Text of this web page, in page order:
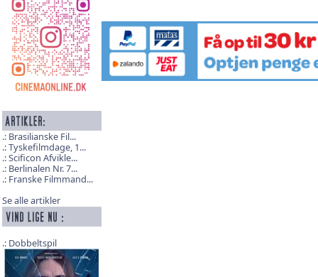
Brasilianske Fil...
Tyskefilmdage, 1...
Scificon Afvikle...
Berlinalen Nr. 7...
Franske Filmmand...
Se alle artikler
Dobbeltspil